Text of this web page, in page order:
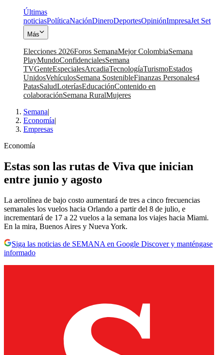
Últimas
noticiasPolíticaNaciónDineroDeportesOpiniónImpresaJet Set
Más
Elecciones 2026Foros SemanaMejor ColombiaSemana
PlayMundoConfidencialesSemana
TVGenteEspecialesArcadiaTecnologíaTurismoEstados
UnidosVehículosSemana SostenibleFinanzas Personales4
PatasSaludLoteríasEducaciónContenido en
colaboraciónSemana RuralMujeres
Semana|
Economía|
Empresas
Economía
Estas son las rutas de Viva que inician
entre junio y agosto
La aerolínea de bajo costo aumentará de tres a cinco frecuencias
semanales los vuelos hacia Orlando a partir del 8 de julio, e
incrementará de 17 a 22 vuelos a la semana los viajes hacia Miami.
En la mira, Buenos Aires y Nueva York.
Siga las noticias de SEMANA en Google Discover y manténgase
informado